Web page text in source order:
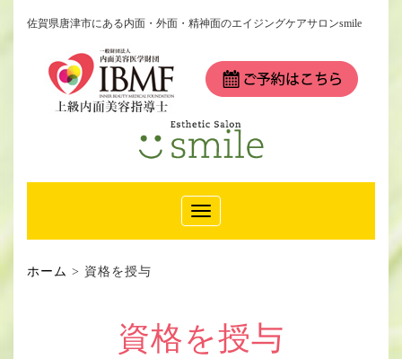
佐賀県唐津市にある内面・外面・精神面のエイジングケアサロンsmile
Toggle
Navigation
ホーム > 資格を授与
資格を授与